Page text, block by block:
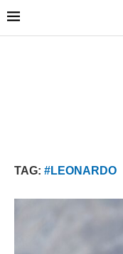
TAG: #LEONARDO